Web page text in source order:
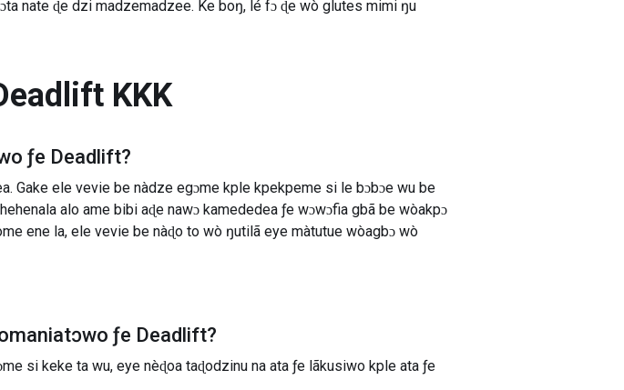
nate ɖe dzi madzemadzee. Ke boŋ, lé fɔ ɖe wò glutes mimi ŋu
KKK
ƒe Deadlift?
Gake ele vevie be nàdze egɔme kple kpekpeme si le bɔbɔe wu be
alo ame bibi aɖe nawɔ kamededea ƒe wɔwɔfia gbã be wòakpɔ
ene la, ele vevie be nàɖo to wò ŋutilã eye màtutue wòagbɔ wò
ƒe Deadlift?
si keke ta wu, eye nèɖoa taɖodzinu na ata ƒe lãkusiwo kple ata ƒe